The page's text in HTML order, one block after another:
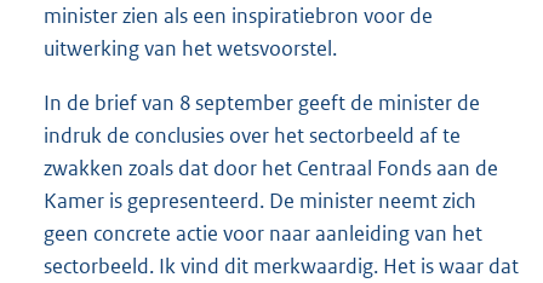
minister zien als een inspiratiebron voor de
uitwerking van het wetsvoorstel.
In de brief van 8 september geeft de minister de
indruk de conclusies over het sectorbeeld af te
zwakken zoals dat door het Centraal Fonds aan de
Kamer is gepresenteerd. De minister neemt zich
geen concrete actie voor naar aanleiding van het
sectorbeeld. Ik vind dit merkwaardig. Het is waar dat